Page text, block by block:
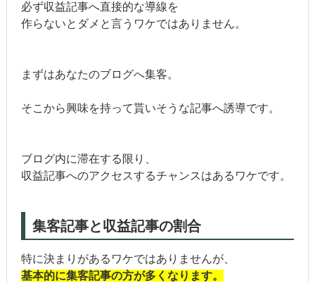
必ず収益記事へ直接的な導線を
作らないとダメと言うワケではありません。
まずはあなたのブログへ集客。
そこから興味を持って貰いそうな記事へ誘導です。
ブログ内に滞在する限り、
収益記事へのアクセスするチャンスはあるワケです。
集客記事と収益記事の割合
特に決まりがあるワケではありませんが、
基本的に集客記事の方が多くなります。